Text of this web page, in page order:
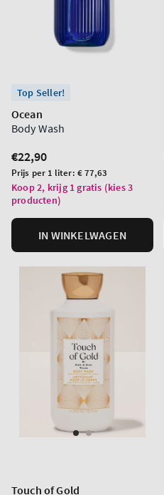
Top Seller!
Ocean
Body Wash
Normale
prijs
€22,90
Prijs
per
eenheid
Prijs per 1 liter: € 77,63
Koop 2, krijg 1 gratis (kies 3
producten)
IN WINKELWAGEN
Touch of Gold